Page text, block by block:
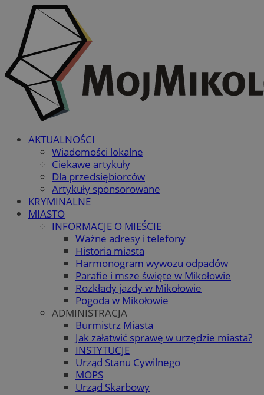
AKTUALNOŚCI
Wiadomości lokalne
Ciekawe artykuły
Dla przedsiębiorców
Artykuły sponsorowane
KRYMINALNE
MIASTO
INFORMACJE O MIEŚCIE
Ważne adresy i telefony
Historia miasta
Harmonogram wywozu odpadów
Parafie i msze święte w Mikołowie
Rozkłady jazdy w Mikołowie
Pogoda w Mikołowie
ADMINISTRACJA
Burmistrz Miasta
Jak załatwić sprawę w urzędzie miasta?
INSTYTUCJE
Urząd Stanu Cywilnego
MOPS
Urząd Skarbowy